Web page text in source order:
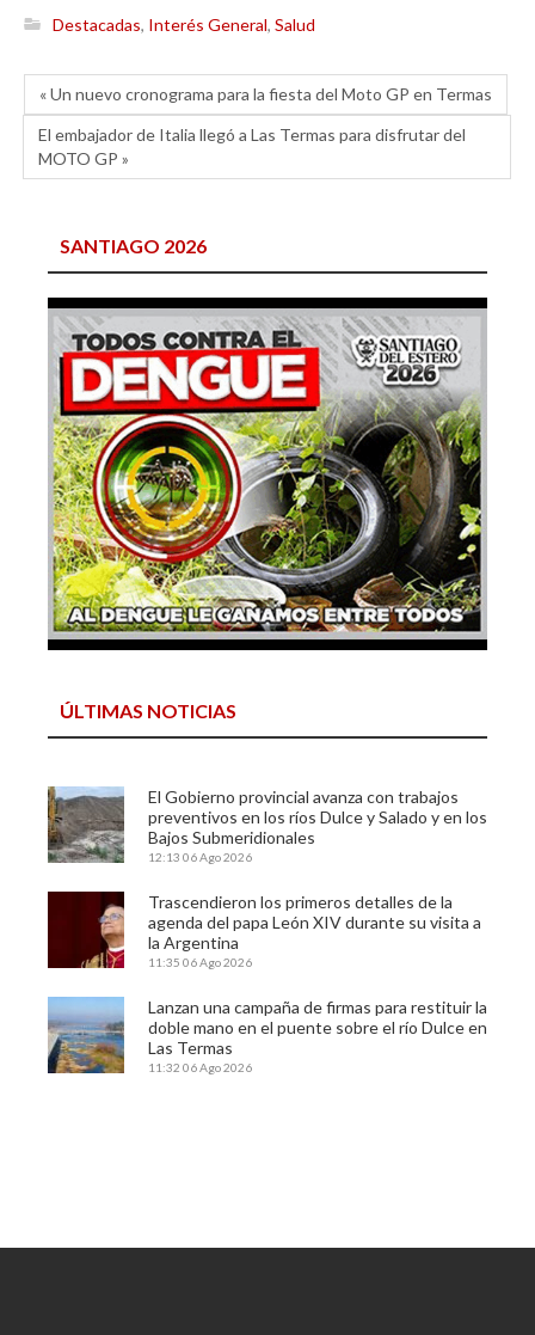
Destacadas, Interés General, Salud
« Un nuevo cronograma para la fiesta del Moto GP en Termas
El embajador de Italia llegó a Las Termas para disfrutar del
MOTO GP »
SANTIAGO 2026
ÚLTIMAS NOTICIAS
El Gobierno provincial avanza con trabajos
preventivos en los ríos Dulce y Salado y en los
Bajos Submeridionales
12:13 06 Ago 2026
Trascendieron los primeros detalles de la
agenda del papa León XIV durante su visita a
la Argentina
11:35 06 Ago 2026
Lanzan una campaña de firmas para restituir la
doble mano en el puente sobre el río Dulce en
Las Termas
11:32 06 Ago 2026